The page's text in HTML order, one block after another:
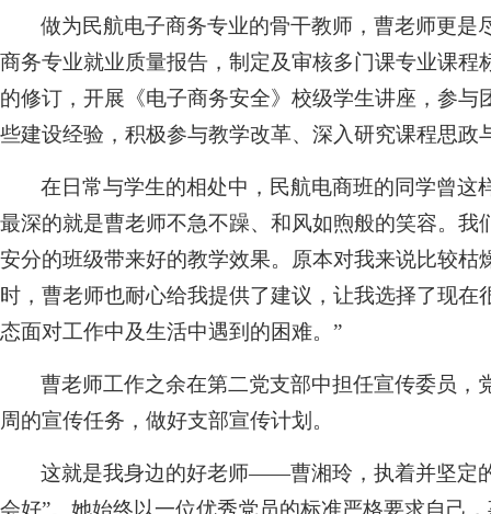
做为民航电子商务专业的骨干教师，曹老师更
商务专业就业质量报告，制定及审核多门课专业课
的修订，开展《电子商务安全》校级学生讲座，参
些建设经验，积极参与教学改革、深入研究课程思政
在日常与学生的相处中，民航电商班的同学曾
最深的就是曹老师不急不躁、和风如煦般的笑容。
安分的班级带来好的教学效果。原本对我来说比较
时，曹老师也耐心给我提供了建议，让我选择了现
态面对工作中及生活中遇到的困难。”
曹老师工作之余在第二党支部中担任宣传委员
周的宣传任务，做好支部宣传计划。
这就是我身边的好老师——曹湘玲，执着并坚定
会好”。她始终以一位优秀党员的标准严格要求自己